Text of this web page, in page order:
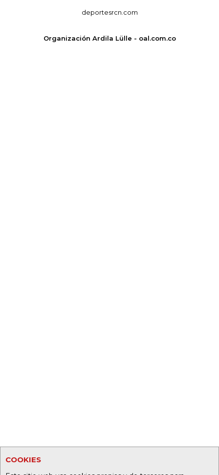
COOKIES
deportesrcn.com
Organización Ardila Lülle - oal.com.co